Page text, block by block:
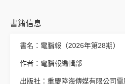
書籍信息
書名：電腦報（2026年第28期）
作者：電腦報編輯部
出版社：重慶陸海傳媒有限公司